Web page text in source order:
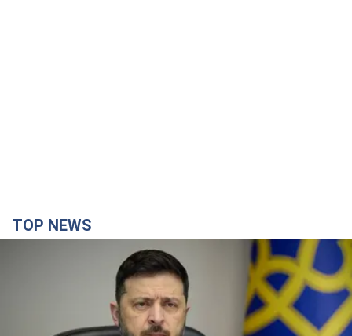
В июле армия РФ потеряла рекордное
количество БПЛА, лодок и катеров: в
Минобороны обнародовали статистику
В прошлом месяце также выросли потери РФ в живой силе и
танках, а также количество поражений на большом